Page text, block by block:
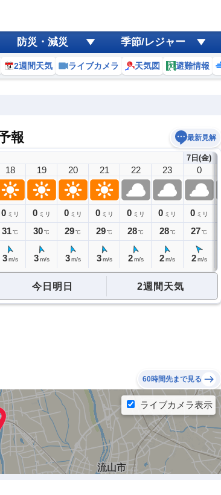
防災・減災 季節/レジャー
2週間天気 ライブカメラ 天気図 避難情報
報 最新見解
18
0 ミリ
31℃
3 m/s
19
0 ミリ
30℃
3 m/s
20
0 ミリ
29℃
3 m/s
21
0 ミリ
29℃
3 m/s
22
0 ミリ
28℃
2 m/s
23
0 ミリ
28 ℃
2m/s
7日(金)
0
0 ミリ
27℃
2 m/s
今日明日 2週間天気
60時間先まで見る